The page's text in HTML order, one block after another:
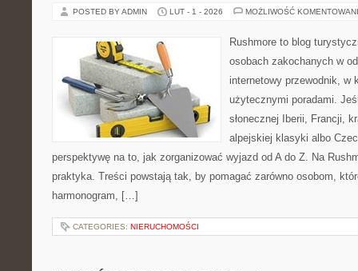
POSTED BY ADMIN LUT - 1 - 2026 MOŻLIWOŚĆ
Rushmore to blog
osobach zakochanych w
internetowy przewodnik, w
użytecznymi poradami.
słonecznej Iberii, Francji,
alpejskiej klasyki albo
perspektywę na to, jak zorganizować wyjazd od A do Z. Na
praktyka. Treści powstają tak, by pomagać zarówno osobom,
harmonogram, […]
CATEGORIES: NIERUCHOMOŚCI